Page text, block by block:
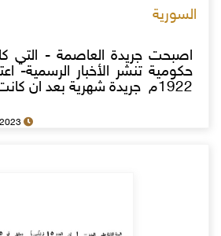
السورية
اصبحت جريدة العاصمة - التي
حكومية تنشر الأخبار الرسمية-
1922م جريدة شهرية بعد ان كانت اسبوعية.
30-12-2023